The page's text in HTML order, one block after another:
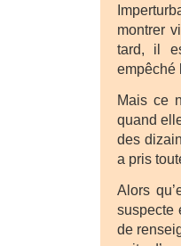
montrer
tard, il
empêché
Mais ce
quand
des
a pris
Alors
suspecte
de